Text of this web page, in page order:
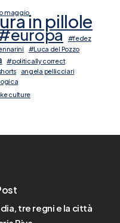
maggioin pillole
#fedez
#Luca del Pozzo
#politically correct
angela pellicciari
culture
tre regni e la città